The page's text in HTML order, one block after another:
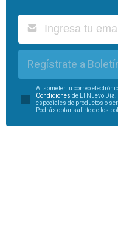
Regístrate a
Al someter tu correo
Condiciones de El Nuevo
especiales de productos o
Podrás optar salirte de los